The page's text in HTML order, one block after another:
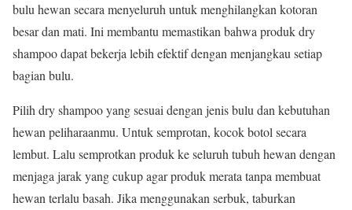
bulu hewan secara menyeluruh untuk menghilangkan kotoran
besar dan mati. Ini membantu memastikan bahwa produk dry
shampoo dapat bekerja lebih efektif dengan menjangkau setiap
bagian bulu.
Pilih dry shampoo yang sesuai dengan jenis bulu dan kebutuhan
hewan peliharaanmu. Untuk semprotan, kocok botol secara
lembut. Lalu semprotkan produk ke seluruh tubuh hewan dengan
menjaga jarak yang cukup agar produk merata tanpa membuat
hewan terlalu basah. Jika menggunakan serbuk, taburkan